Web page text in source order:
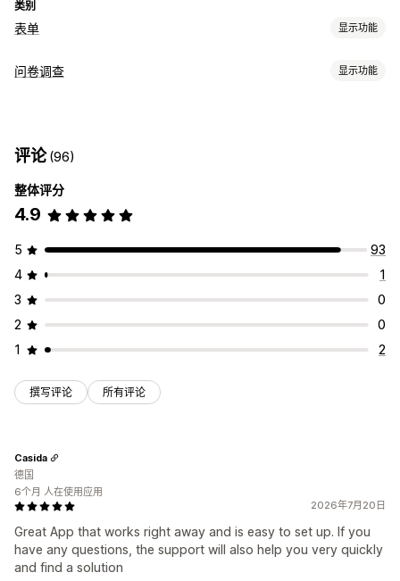
类别
表单 显示功能
表单类型
自定义
电子邮件模板
电子邮件回复 数据导出 控制面板 表单限制 历史记录 分析
验证码
问卷调查 显示功能
客户满意度
提交管理
电子邮件 数据导出 验证码
评论(96)
整体评分
4.9
5
93
4
1
3
0
2
0
1
2
撰写评论 所有评论
2026年7月20日
Great App that works right away and is easy to set up. If you
have any questions, the support will also help you very quickly
and find a solution
Casida
德国
6个月 人在使用应用